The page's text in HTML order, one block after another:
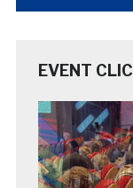
EVENT CLIC